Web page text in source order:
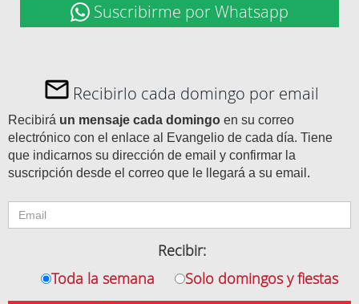
Suscribirme por Whatsapp
Recibirlo cada domingo por email
Recibirá un mensaje cada domingo en su correo
electrónico con el enlace al Evangelio de cada día. Tiene
que indicarnos su dirección de email y confirmar la
suscripción desde el correo que le llegará a su email.
Recibir:
Toda la semana
Solo domingos y fiestas